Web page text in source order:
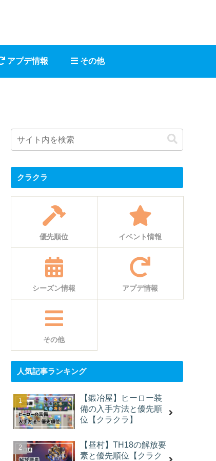
アプデ情報 その他
クラクラ
優先順位 イベント情報
シーズン情報 アプデ情報
その他
人気記事ランキング
【鍛冶屋】ヒーロー装
備の入手方法と優先順
位【クラクラ】
【昼村】TH18の解放要
素と優先順位【クラク